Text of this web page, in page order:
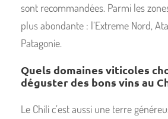
sont recommandées. Parmi les
plus abondante : l’Extreme Nord,
Patagonie.
Quels domaines viticoles
déguster des bons vins au
Le Chili c’est aussi une terre